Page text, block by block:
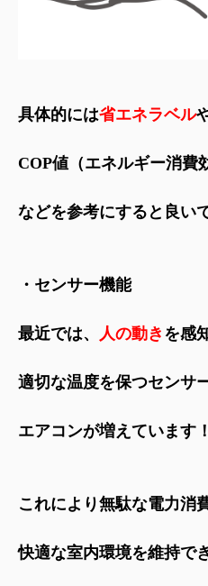
具体的には省エネラベル
COP値（エネルギー消費
などを参考にすると良い
・センサー機能
最近では、 人の動き を感
適切な温度を保つセンサ
エアコンが増えています！
これにより無駄な電力消
快適な室内環境を維持で